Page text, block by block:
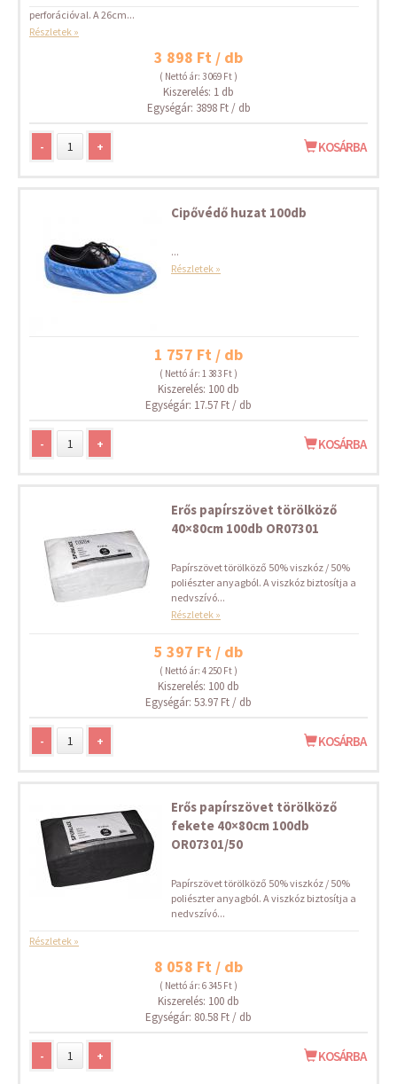
perforációval. A 26cm...
Részletek »
3 898 Ft / db
( Nettó ár: 3 069 Ft )
Kiszerelés: 1 db
Egységár: 3898 Ft / db
- + KOSÁRBA
Cipővédő huzat 100db
...
Részletek »
1 757 Ft / db
( Nettó ár: 1 383 Ft )
Kiszerelés: 100 db
Egységár: 17.57 Ft / db
- + KOSÁRBA
Erős papírszövet törölköző
40×80cm 100db OR07301
Papírszövet törölköző 50% viszkóz / 50%
poliészter anyagból. A viszkóz biztosítja a
nedvszívó...
Részletek »
5 397 Ft / db
( Nettó ár: 4 250 Ft )
Kiszerelés: 100 db
Egységár: 53.97 Ft / db
- + KOSÁRBA
Erős papírszövet törölköző
fekete 40×80cm 100db
OR07301/50
Papírszövet törölköző 50% viszkóz / 50%
poliészter anyagból. A viszkóz biztosítja a
nedvszívó...
Részletek »
8 058 Ft / db
( Nettó ár: 6 345 Ft )
Kiszerelés: 100 db
Egységár: 80.58 Ft / db
- + KOSÁRBA